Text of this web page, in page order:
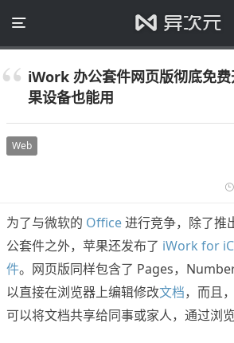
iWork 办公套件网页版彻底免
果设备也能用
Web
为了与微软的 Office进行竞争，除了推
公套件之外，苹果还发布了 iWork for
件。网页版同样包含了 Pages，
以直接在浏览器上编辑修改文档，而且
可以将文档共享给同事或家人，通过浏